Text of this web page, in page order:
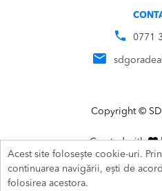
Acest site folosește cookie-uri. Prin
continuarea navigării, ești de
folosirea acestora.
0771
Copyright ©
Created with
ADAUGĂ ÎN COȘ